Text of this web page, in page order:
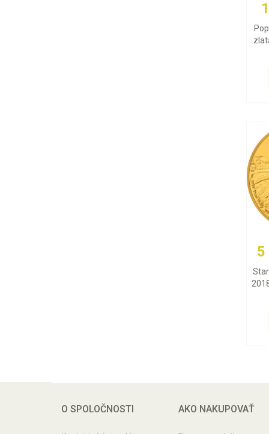
5
O SPOLOČNOSTI AKO NAKUPOVAŤ